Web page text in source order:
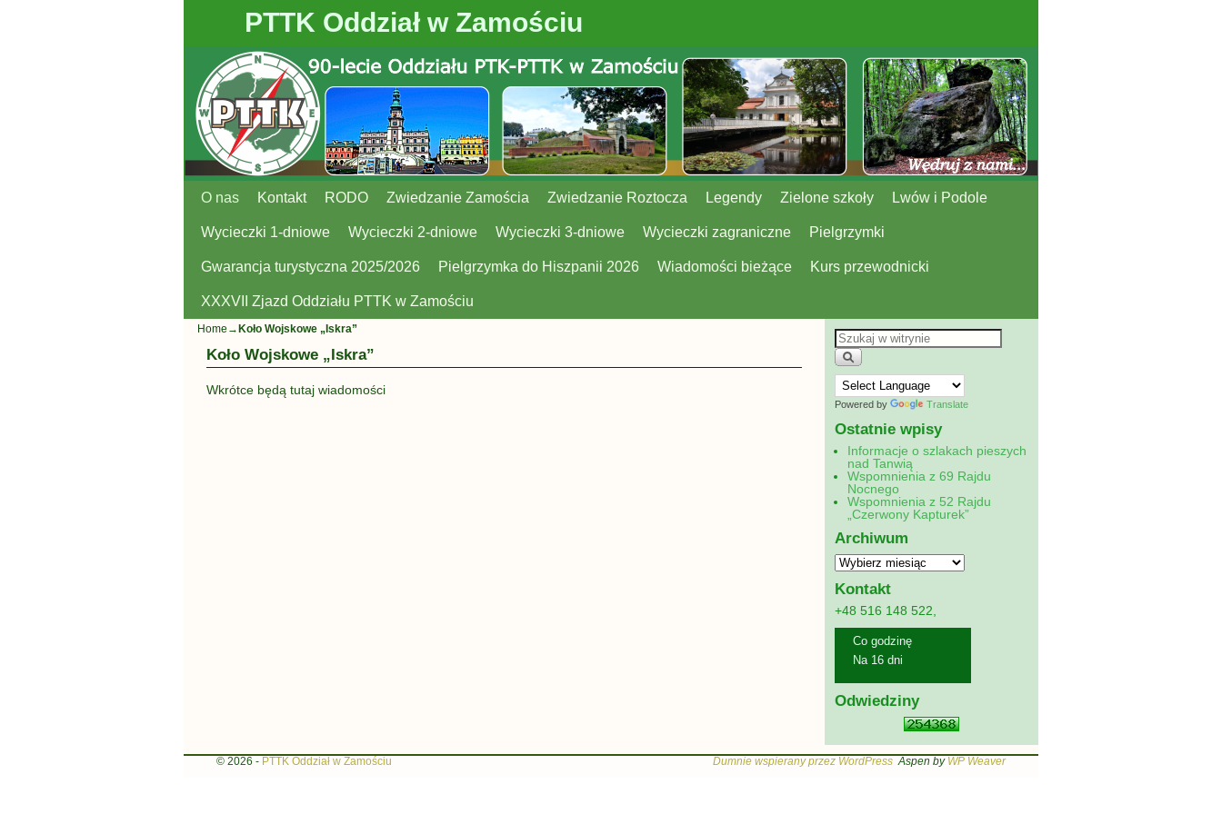
PTTK Oddział w Zamościu
Przejdź do głównej treści
Przejdź do
O nas Kontakt RODO Zwiedzanie Zamościa Zwiedzanie Roztocza Legendy Zielone szkoły Lwów i Podole
Wycieczki 1-dniowe Wycieczki 2-dniowe Wycieczki 3-dniowe Wycieczki zagraniczne Pielgrzymki
Gwarancja turystyczna 2025/2026 Pielgrzymka do Hiszpanii 2026 Wiadomości bieżące Kurs przewodnicki
XXXVII Zjazd Oddziału PTTK w Zamościu
Home →Koło Wojskowe „Iskra”
Koło Wojskowe „Iskra”
Wkrótce będą tutaj wiadomości
Powered by Translate
Ostatnie wpisy
Informacje o szlakach pieszych
nad Tanwią
Wspomnienia z 69 Rajdu
Nocnego
Wspomnienia z 52 Rajdu
„Czerwony Kapturek”
Archiwum
Kontakt
+48 516 148 522,
Co godzinę
Na 16 dni
Odwiedziny
© 2026 - PTTK Oddział w Zamościu Dumnie wspierany przez WordPress Aspen by WP Weaver